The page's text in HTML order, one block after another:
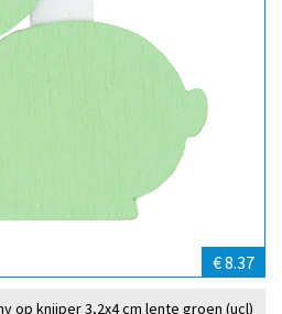
€ 8.37
op knijper 3,2x4 cm lente groen (ucl)